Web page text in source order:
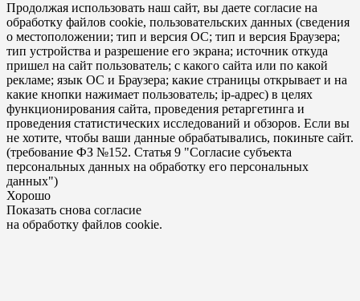
Продолжая использовать наш сайт, вы даете согласие на
обработку файлов cookie, пользовательских данных (сведения
о местоположении; тип и версия ОС; тип и версия Браузера;
тип устройства и разрешение его экрана; источник откуда
пришел на сайт пользователь; с какого сайта или по какой
рекламе; язык ОС и Браузера; какие страницы открывает и на
какие кнопки нажимает пользователь; ip-адрес) в целях
функционирования сайта, проведения ретаргетинга и
проведения статистических исследований и обзоров. Если вы
не хотите, чтобы ваши данные обрабатывались, покиньте сайт.
(требование ФЗ №152. Статья 9 "Согласие субъекта
персональных данных на обработку его персональных
данных")
Хорошо
Показать снова согласие
на обработку файлов cookie.